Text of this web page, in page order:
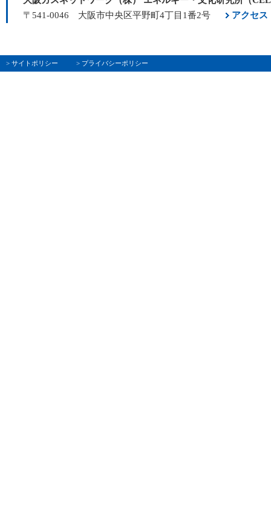
〒541-0046 大阪市中央区平野町4丁目1番2号
アクセス
> サイトポリシー > プライバシーポリシー